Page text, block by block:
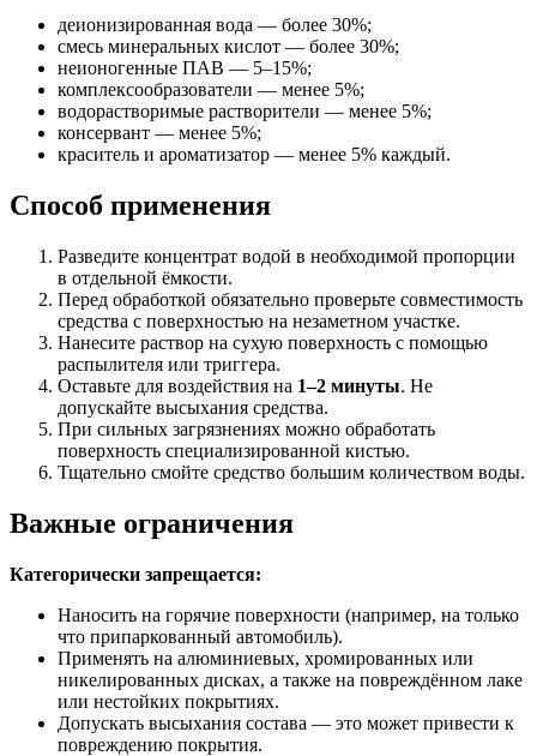
деионизированная вода — более 30%;
смесь минеральных кислот — более 30%;
неионогенные ПАВ — 5–15%;
комплексообразователи — менее 5%;
водорастворимые растворители — менее 5%;
консервант — менее 5%;
краситель и ароматизатор — менее 5% каждый.
Способ применения
Разведите концентрат водой в необходимой пропорции
в отдельной ёмкости.
Перед обработкой обязательно проверьте совместимость
средства с поверхностью на незаметном участке.
Нанесите раствор на сухую поверхность с помощью
распылителя или триггера.
Оставьте для воздействия на 1–2 минуты. Не
допускайте высыхания средства.
При сильных загрязнениях можно обработать
поверхность специализированной кистью.
Тщательно смойте средство большим количеством воды.
Важные ограничения
Категорически запрещается:
Наносить на горячие поверхности (например, на только
что припаркованный автомобиль).
Применять на алюминиевых, хромированных или
никелированных дисках, а также на повреждённом лаке
или нестойких покрытиях.
Допускать высыхания состава — это может привести к
повреждению покрытия.